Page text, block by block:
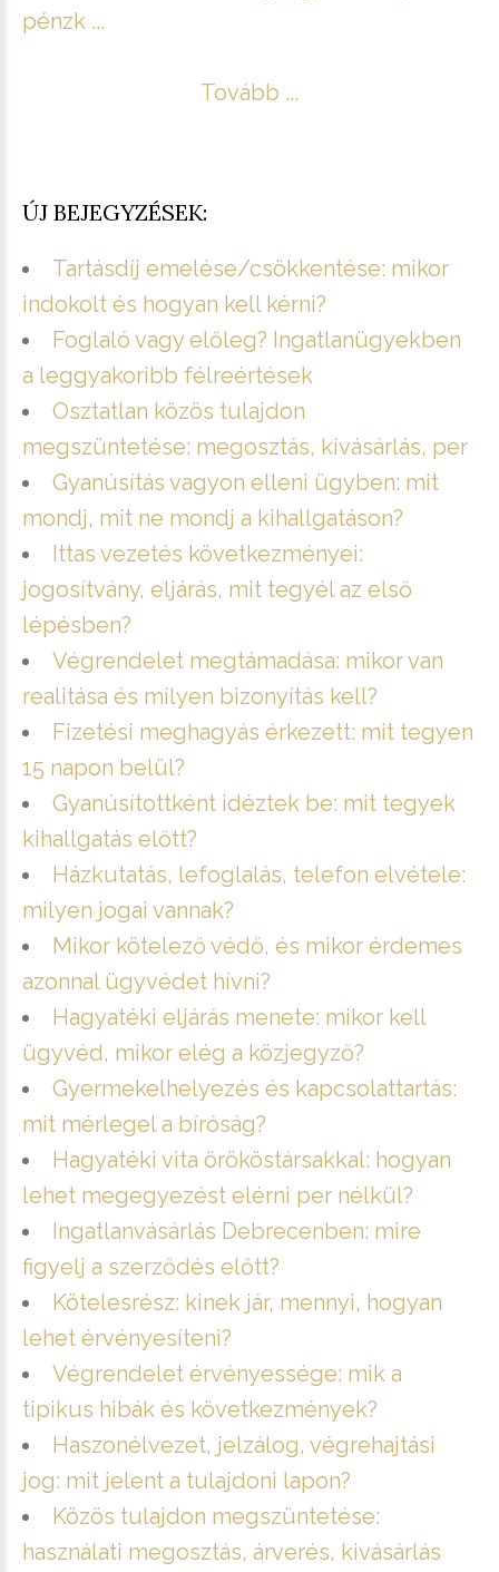
pénzk ...
Tovább ...
ÚJ BEJEGYZÉSEK:
Tartásdíj emelése/csökkentése: mikor
indokolt és hogyan kell kérni?
Foglaló vagy előleg? Ingatlanügyekben
a leggyakoribb félreértések
Osztatlan közös tulajdon
megszüntetése: megosztás, kivásárlás, per
Gyanúsítás vagyon elleni ügyben: mit
mondj, mit ne mondj a kihallgatáson?
Ittas vezetés következményei:
jogosítvány, eljárás, mit tegyél az első
lépésben?
Végrendelet megtámadása: mikor van
realitása és milyen bizonyítás kell?
Fizetési meghagyás érkezett: mit tegyen
15 napon belül?
Gyanúsítottként idéztek be: mit tegyek
kihallgatás előtt?
Házkutatás, lefoglalás, telefon elvétele:
milyen jogai vannak?
Mikor kötelező védő, és mikor érdemes
azonnal ügyvédet hívni?
Hagyatéki eljárás menete: mikor kell
ügyvéd, mikor elég a közjegyző?
Gyermekelhelyezés és kapcsolattartás:
mit mérlegel a bíróság?
Hagyatéki vita örököstársakkal: hogyan
lehet megegyezést elérni per nélkül?
Ingatlanvásárlás Debrecenben: mire
figyelj a szerződés előtt?
Kötelesrész: kinek jár, mennyi, hogyan
lehet érvényesíteni?
Végrendelet érvényessége: mik a
tipikus hibák és következmények?
Haszonélvezet, jelzálog, végrehajtási
jog: mit jelent a tulajdoni lapon?
Közös tulajdon megszüntetése:
használati megosztás, árverés, kivásárlás